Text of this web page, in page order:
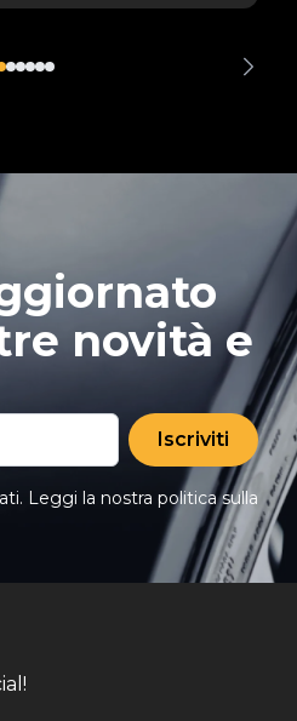
novità e
Iscriviti
Leggi la nostra politica sulla